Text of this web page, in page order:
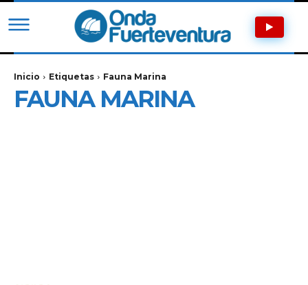
Inicio Etiquetas Fauna Marina
FAUNA MARINA